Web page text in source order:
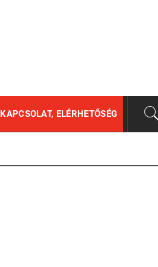
KAPCSOLAT, ELÉRHETŐSÉG